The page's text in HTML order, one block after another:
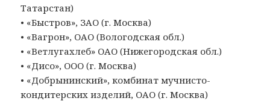
Татарстан)
• «Быстров», ЗАО (г. Москва)
• «Вагрон», ОАО (Вологодская обл.)
• «Ветлугахлеб» ОАО (Нижегородская обл.)
• «Дисо», ООО (г. Москва)
• «Добрынинский», комбинат мучнисто-
кондитерских изделий, ОАО (г. Москва)